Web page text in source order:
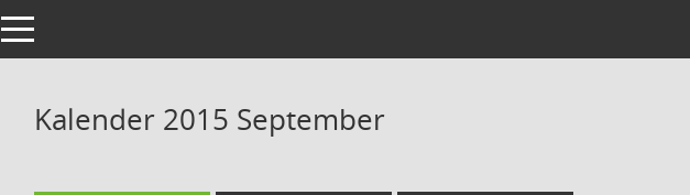
Toggle navigation
Kalender 2015 September